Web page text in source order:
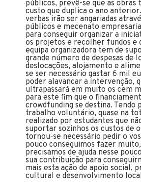
públicos, prevê-se que as obras
custo que duplica o ano
verbas irão ser angariadas
públicos e mecenato
para conseguir organizar a
os projetos e recolher fundos e
equipa organizadora tem de
grande número de despesas de
deslocações, alojamento e
se ser necessário gastar 6 mil
poder alavancar a intervenção,
ultrapassará em muito os cem
para este fim que o
crowdfunding se destina. Tendo
trabalho voluntário, quase na
realizado por estudantes que
suportar sozinhos os custos de
tornou-se necessário pedir o
pouco conseguimos fazer
precisamos de ajuda nesse
sua contribuição para
mais esta ação de apoio social,
cultural e desenvolvimento